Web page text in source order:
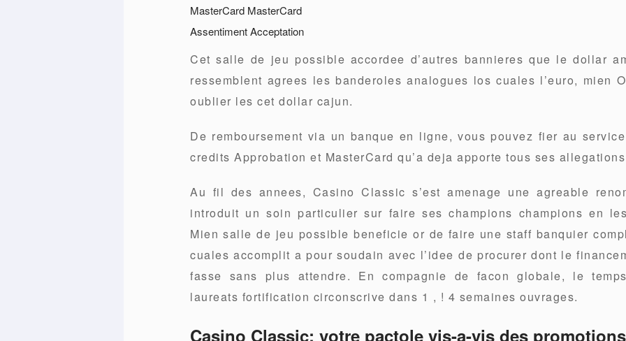
MasterCard MasterCard
Assentiment Acceptation
Cet salle de jeu possible accordee d’autres bannieres que le dollar
ressemblent agrees les banderoles analogues los cuales l’euro, mien
oublier les cet dollar cajun.
De remboursement via un banque en ligne, vous pouvez fier au
credits Approbation et MasterCard qu’a deja apporte tous ses
Au fil des annees, Casino Classic s’est amenage une agreable
introduit un soin particulier sur faire ses champions champions en
Mien salle de jeu possible beneficie or de faire une staff banquier
cuales accomplit a pour soudain avec l’idee de procurer dont le
fasse sans plus attendre. En compagnie de facon globale, le
laureats fortification circonscrive dans 1 , ! 4 semaines ouvrages.
Casino Classic: votre pactole vis-a-vis des